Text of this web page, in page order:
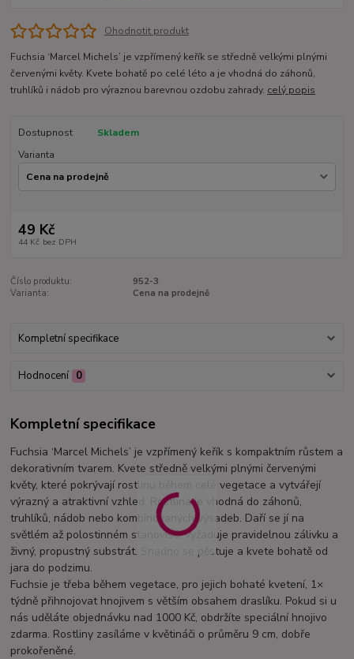
Ohodnotit produkt
Fuchsia ‘Marcel Michels’ je vzpřímený keřík se středně velkými plnými
červenými květy. Kvete bohatě po celé léto a je vhodná do záhonů,
truhlíků i nádob pro výraznou barevnou ozdobu zahrady. celý popis
Dostupnost
Skladem
Varianta
49 Kč
44 Kč bez DPH
Číslo produktu:
952-3
Varianta:
Cena na prodejně
Kompletní specifikace
Hodnocení 0
Kompletní specifikace
Fuchsia ‘Marcel Michels’ je vzpřímený keřík s kompaktním růstem a
dekorativním tvarem. Kvete středně velkými plnými červenými
květy, které pokrývají rostlinu během celé vegetace a vytvářejí
výrazný a atraktivní vzhled. Rostlina je vhodná do záhonů,
truhlíků, nádob nebo kombinovaných výsadeb. Daří se jí na
světlém až polostinném stanovišti, vyžaduje pravidelnou zálivku a
živný, propustný substrát. Snadno se pěstuje a kvete bohatě od
jara do podzimu.
Fuchsie je třeba během vegetace, pro jejich bohaté kvetení, 1×
týdně přihnojovat hnojivem s větším obsahem draslíku. Pokud si u
nás uděláte objednávku nad 1000 Kč, obdržíte speciální hnojivo
zdarma. Rostliny zasíláme v květináči o průměru 9 cm, dobře
prokořeněné.